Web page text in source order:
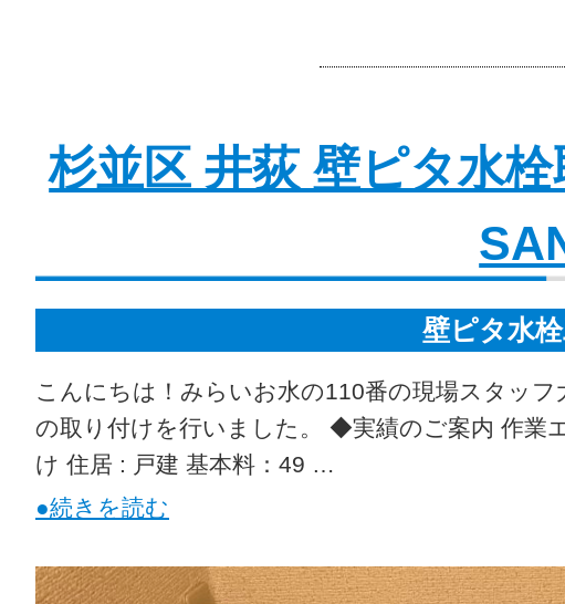
杉並区 井荻 壁ピタ水
壁ピタ水
こんにちは！みらいお水の110番の現場スタッ
の取り付けを行いました。 ◆実績のご案内 作業
け 住居 : 戸建 基本料：49 …
●続きを読む